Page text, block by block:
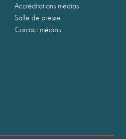
Accréditations médias
Salle de presse
Contact médias